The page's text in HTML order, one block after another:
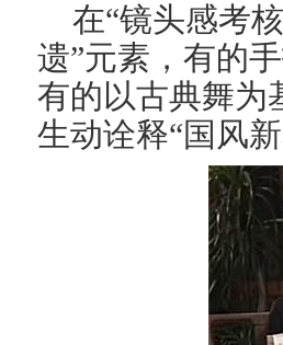
在“镜头感考
遗”元素，有的手
有的以古典舞为
生动诠释“国风